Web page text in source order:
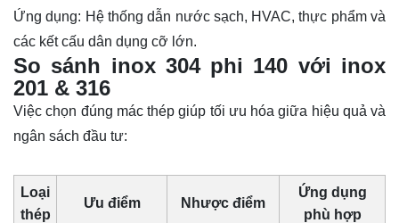
Ứng dụng: Hệ thống dẫn nước sạch, HVAC, thực phẩm và
các kết cấu dân dụng cỡ lớn.
So sánh inox 304 phi 140 với inox
201 & 316
Việc chọn đúng mác thép giúp tối ưu hóa giữa hiệu quả và
ngân sách đầu tư:
Loại
thép
Ưu điểm Nhược điểm
Ứng dụng
phù hợp